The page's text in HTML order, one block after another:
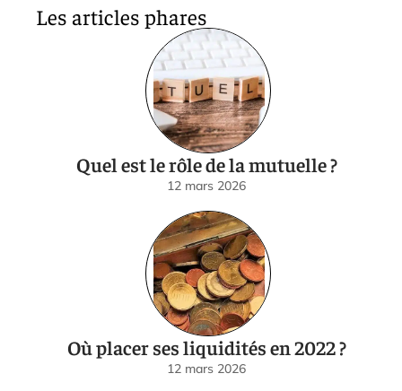
Les articles phares
Quel est le rôle de la mutuelle ?
12 mars 2026
Où placer ses liquidités en 2022 ?
12 mars 2026